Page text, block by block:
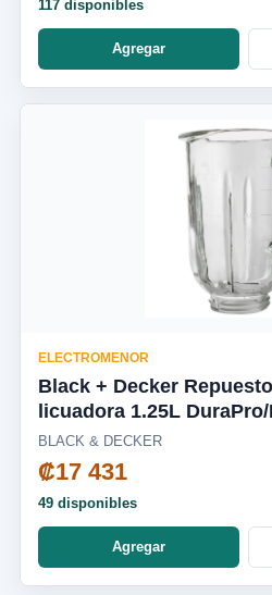
117 disponibles
Agregar
ELECTROMENOR
Black + Decker
licuadora 1.25L
BL2010WG-03LA
BLACK & DECKER
₡17 431
49 disponibles
Agregar